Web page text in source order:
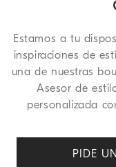
Estamos a tu
inspiraciones de
una de nuestras
Asesor de
personalizada
PIDE